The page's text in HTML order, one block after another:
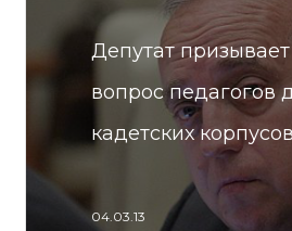
Депутат
вопрос педагогов
кадетских корпусов
04.03.13